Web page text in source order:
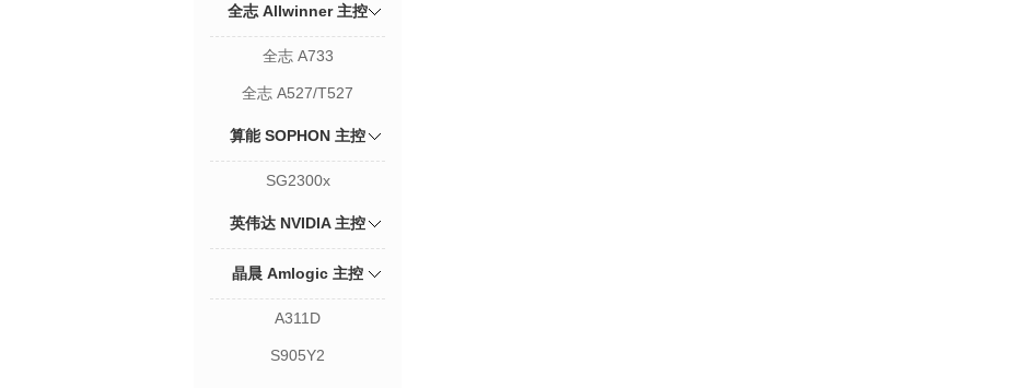
全志 Allwinner 主控
全志 A733
全志 A527/T527
算能 SOPHON 主控
SG2300x
英伟达 NVIDIA 主控
晶晨 Amlogic 主控
A311D
S905Y2